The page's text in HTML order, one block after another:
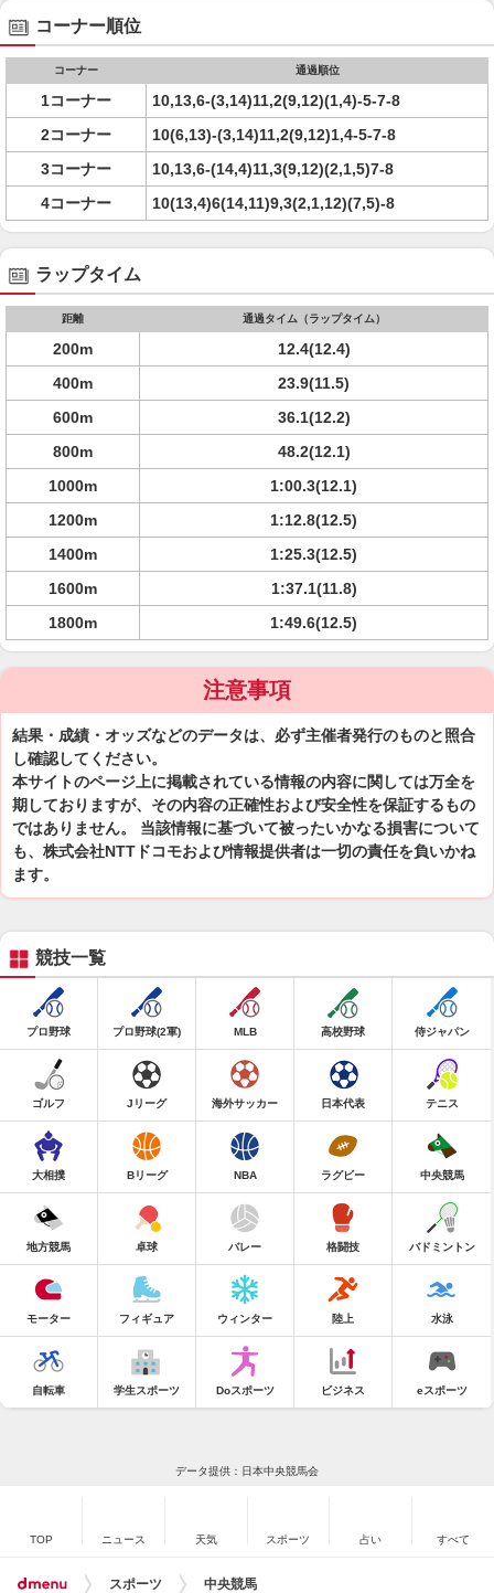
コーナー順位
コーナー 通過順位
1コーナー
10,13,6-(3,14)11,2(9,12)(1,4)-5-7-8
2コーナー
10(6,13)-(3,14)11,2(9,12)1,4-5-7-8
3コーナー
10,13,6-(14,4)11,3(9,12)(2,1,5)7-8
4コーナー
10(13,4)6(14,11)9,3(2,1,12)(7,5)-8
ラップタイム
距離 通過タイム（ラップタイム）
200m
12.4(12.4)
400m
23.9(11.5)
600m
36.1(12.2)
800m
48.2(12.1)
1000m
1:00.3(12.1)
1200m
1:12.8(12.5)
1400m
1:25.3(12.5)
1600m
1:37.1(11.8)
1800m
1:49.6(12.5)
注意事項
結果・成績・オッズなどのデータは、必ず主催者発行のものと照合
し確認してください。
本サイトのページ上に掲載されている情報の内容に関しては万全を
期しておりますが、その内容の正確性および安全性を保証するもの
ではありません。 当該情報に基づいて被ったいかなる損害について
も、株式会社NTTドコモおよび情報提供者は一切の責任を負いかね
ます。
競技一覧
プロ野球 プロ野球(2軍) MLB 高校野球 侍ジャパン
ゴルフ Jリーグ 海外サッカー 日本代表 テニス
大相撲 Bリーグ NBA ラグビー 中央競馬
地方競馬 卓球 バレー 格闘技 バドミントン
モーター フィギュア ウィンター 陸上 水泳
自転車 学生スポーツ Doスポーツ ビジネス eスポーツ
データ提供：日本中央競馬会
TOP ニュース 天気 スポーツ 占い すべて
スポーツ 中央競馬